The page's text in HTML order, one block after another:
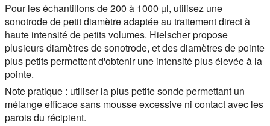
Pour les échantillons de 200 à 1000 µl, utilisez une
sonotrode de petit diamètre adaptée au traitement direct à
haute intensité de petits volumes. Hielscher propose
plusieurs diamètres de sonotrode, et des diamètres de pointe
plus petits permettent d'obtenir une intensité plus élevée à la
pointe.
Note pratique : utiliser la plus petite sonde permettant un
mélange efficace sans mousse excessive ni contact avec les
parois du récipient.